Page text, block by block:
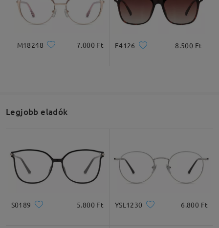
Termékméretek
Lencseszélesség
53mm/ 2.09in
Lencsemagasság
42mm/ 1.65in
Hídszélesség
17mm/ 0.67in
M18248 7.000 Ft F4126 8.500 Ft
Legjobb eladók
S0189 5.800 Ft YSL1230 6.800 Ft